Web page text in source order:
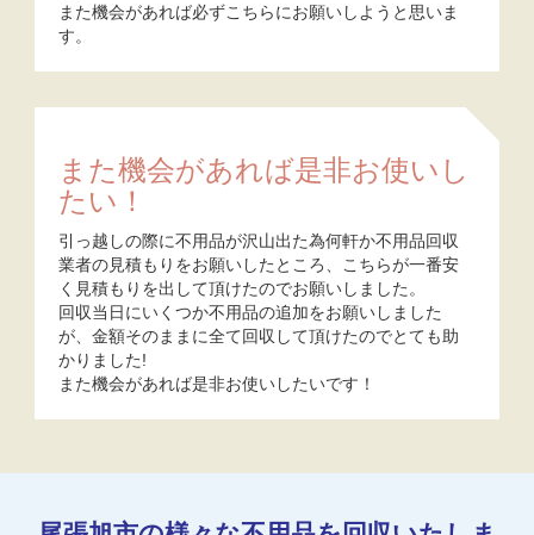
また機会があれば必ずこちらにお願いしようと思いま
す。
また機会があれば是非お使いし
たい！
引っ越しの際に不用品が沢山出た為何軒か不用品回収
業者の見積もりをお願いしたところ、こちらが一番安
く見積もりを出して頂けたのでお願いしました。
回収当日にいくつか不用品の追加をお願いしました
が、金額そのままに全て回収して頂けたのでとても助
かりました!
また機会があれば是非お使いしたいです！